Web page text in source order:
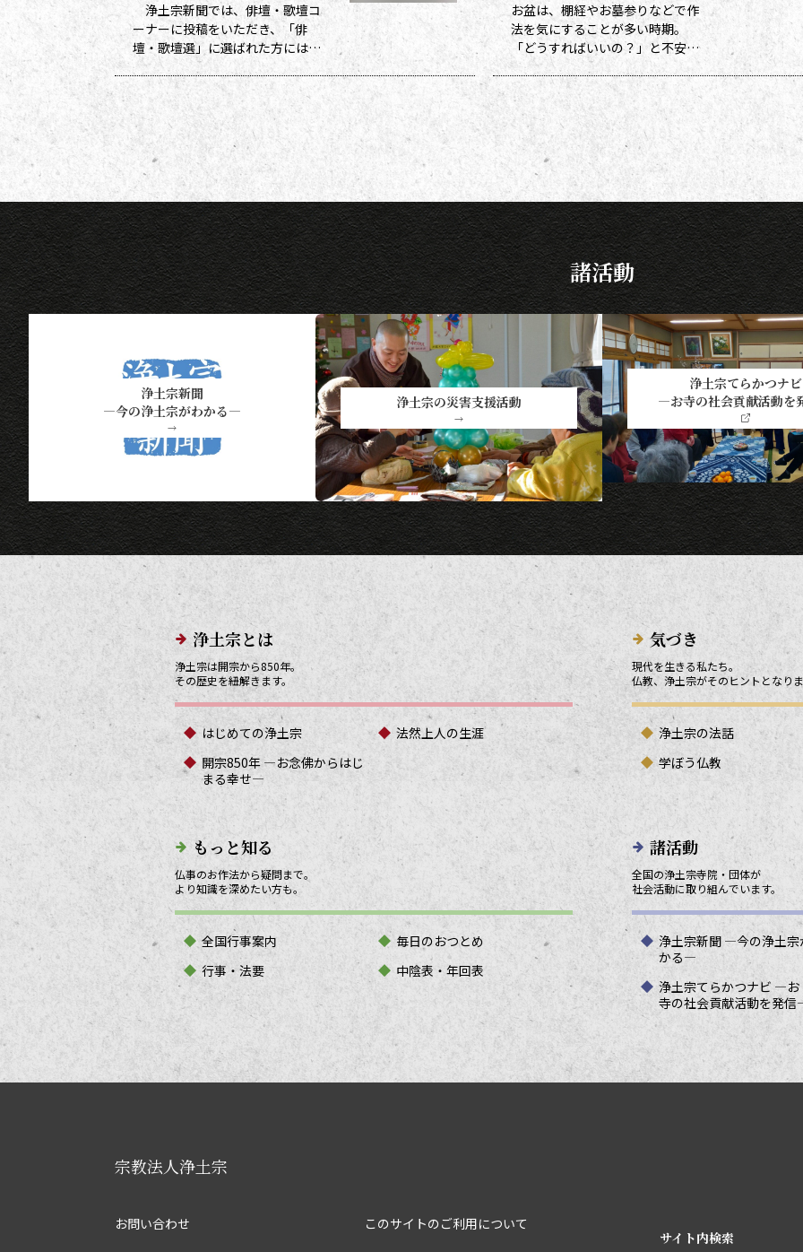
浄土宗新聞では、俳壇・歌壇コ
ーナーに投稿をいただき、「俳
壇・歌壇選」に選ばれた方には５
ポイント、他掲載になった方には
１ポイントを贈呈しています。ポ
イントは貯まった数に応じて、浄
土宗新聞オリジナルグッズなどの
景品と交換できます（交換・発送
は下記一覧表通知のタイミングに
なります）。 ポイント保有者の
方には、半年に一度、ポイント数
とともに記念品一覧表を送付いた
し
お盆は、棚経やお墓参りなどで作
法を気にすることが多い時期。
「どうすればいいの？」と不安に
なる方も多いのではないでしょう
か。作法ばかり気にしていては、
ご先祖さまやご本尊さまとしっか
りと向き合えません。今号から２
回にわたって紹介する浄土宗の作
法の基本をおさえ、大切な方と向
き合い、よりよい時間を過ごしま
しょう。 袈裟のつけ方 お参りや法
要の時に、ぜひ身に着けていた
諸活動
浄土宗新聞
―今の浄土宗がわかる―
→
浄土宗の災害支援活動
→
浄土宗てらかつナビ
―お寺の社会貢献活動を
メインメニューリンク
浄土宗とは
浄土宗は開宗から850年。
その歴史を紐解きます。
はじめての浄土宗
法然上人の生涯
開宗850年 ―お念佛からはじ
まる幸せ―
気づき
現代を生きる私たち。
仏教、浄土宗がそのヒントとなり
浄土宗の法話
学ぼう仏教
もっと知る
仏事のお作法から疑問まで。
より知識を深めたい方も。
全国行事案内
毎日のおつとめ
行事・法要
中陰表・年回表
諸活動
全国の浄土宗寺院・団体が
社会活動に取り組んでいます。
浄土宗新聞 ―今の浄土宗
かる―
浄土宗てらかつナビ ―お
寺の社会貢献活動を発
宗教法人浄土宗
お問い合わせ
このサイトのご利用について
サイト内検索